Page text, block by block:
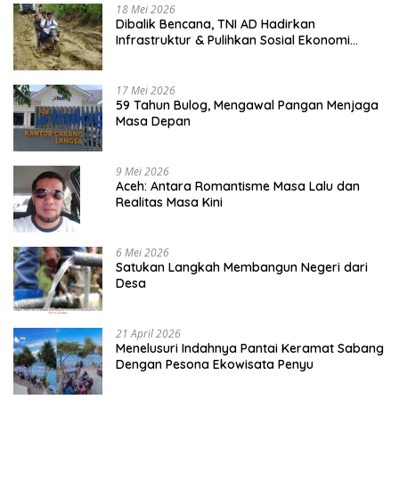
18 Mei 2026
Dibalik Bencana, TNI AD Hadirkan
Infrastruktur & Pulihkan Sosial Ekonomi
17 Mei 2026
59 Tahun Bulog, Mengawal Pangan Menjaga
Masa Depan
9 Mei 2026
Aceh: Antara Romantisme Masa Lalu dan
Realitas Masa Kini
6 Mei 2026
Satukan Langkah Membangun Negeri dari
Desa
21 April 2026
Menelusuri Indahnya Pantai Keramat Sabang
Dengan Pesona Ekowisata Penyu